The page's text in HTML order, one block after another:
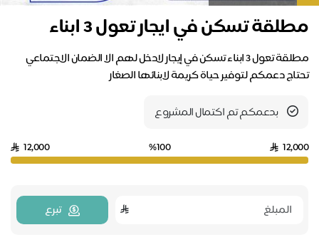
مطلقة تسكن في ايجار تعول 3 ابناء
مطلقة تعول 3 ابناء تسكن في إيجار لادخل لهم الا الضمان الاجتماعي
تحتاج دعمكم لتوفير حياة كريمة لابنائها الصغار
بدعمكم تم اكتمال المشروع
12,000
%100
12,000
تبرع